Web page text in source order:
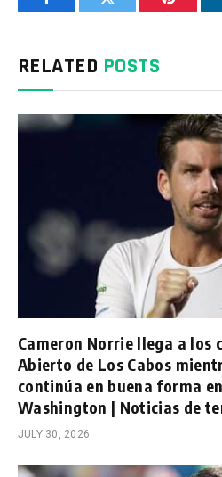
FacebookTwitter
RELATED POSTS
Cameron Norrie llega a los
Abierto de Los Cabos
continúa en buena forma
Washington | Noticias de
JULY 30, 2026